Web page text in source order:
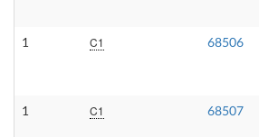
1 C1 68506
1 C1 68507